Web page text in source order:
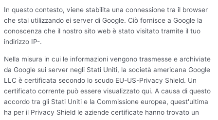
In questo contesto, viene stabilita una connessione tra il browser
che stai utilizzando ei server di Google. Ciò fornisce a Google la
conoscenza che il nostro sito web è stato visitato tramite il tuo
indirizzo IP-.
Nella misura in cui le informazioni vengono trasmesse e archiviate
da Google sui server negli Stati Uniti, la società americana Google
LLC è certificata secondo lo scudo EU-US-Privacy Shield. Un
certificato corrente può essere visualizzato qui. A causa di questo
accordo tra gli Stati Uniti e la Commissione europea, quest'ultima
ha per il Privacy Shield le aziende certificate hanno trovato un